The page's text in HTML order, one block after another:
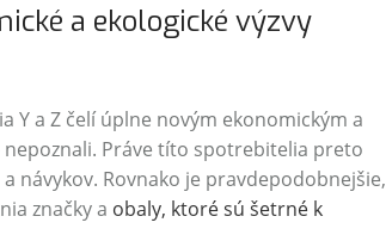
a ekologické výzvy
Y a Z čelí úplne novým ekonomickým a
nepoznali. Práve títo spotrebitelia preto
návykov. Rovnako je pravdepodobnejšie,
značky a obaly, ktoré sú šetrné k